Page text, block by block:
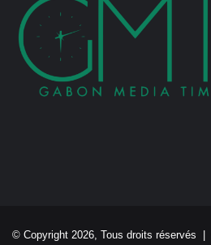
© Copyright 2026, Tous droits réservés |